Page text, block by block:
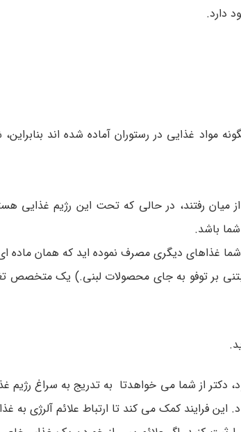
دارد.
مواد غذایی در رستوران آماده شده اند
رفتند، در حالی که تحت این رژیم غذایی
باشد.
غذاهای دیگری مصرف نموده اید که همان ماده ای
بر توفو به جای محصولات لبنی.) یک متخصص
از شما می خواهدتا به تدریج به سراغ رژیم
این فرایند کمک می کند تا ارتباط علائم